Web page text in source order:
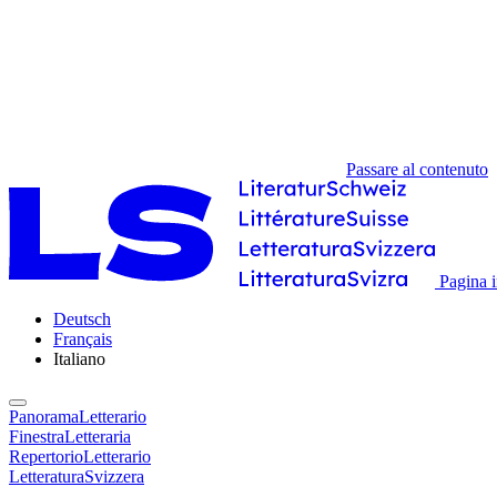
Passare al contenuto
Pagina
Deutsch
Français
Italiano
PanoramaLetterario
FinestraLetteraria
RepertorioLetterario
LetteraturaSvizzera